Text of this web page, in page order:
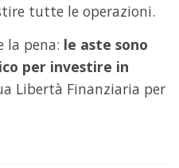
tutte le operazioni.
la pena: le aste sono
per investire in
Libertà Finanziaria per